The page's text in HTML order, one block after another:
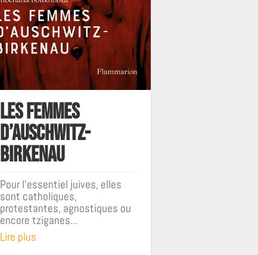
Les femmes
d’Auschwitz-
Birkenau
Pour l'essentiel juives, elles
sont catholiques,
protestantes, agnostiques ou
encore tziganes...
Lire plus